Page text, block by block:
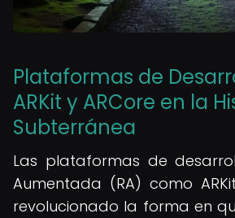
Plataformas de
ARKit y ARCore en la
Subterránea
Las plataformas de
Aumentada (RA) como
revolucionado la forma en